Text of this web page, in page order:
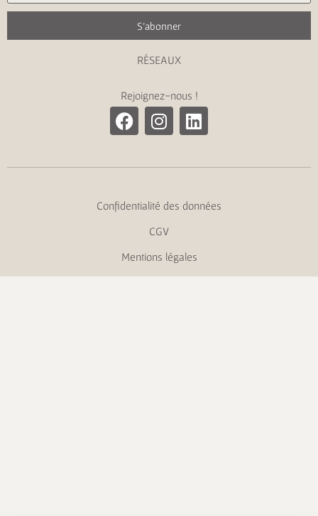
S'abonner
RÉSEAUX
Rejoignez-nous !
Confidentialité des données
CGV
Mentions légales